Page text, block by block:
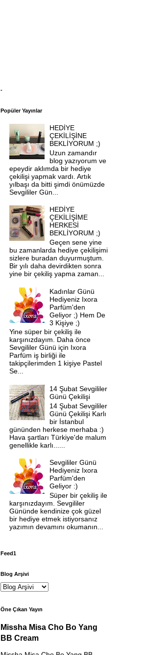
-
Popüler Yayınlar
HEDİYE
ÇEKİLİŞİNE
BEKLİYORUM ;)
Uzun zamandır
blog yazıyorum ve
epeydir aklımda bir hediye
çekilişi yapmak vardı. Artık
yılbaşı da bitti şimdi önümüzde
Sevgililer Gün...
HEDİYE
ÇEKİLİŞİME
HERKESİ
BEKLİYORUM ;)
Geçen sene yine
bu zamanlarda hediye çekilişimi
sizlere buradan duyurmuştum.
Bir yılı daha devirdikten sonra
yine bir çekiliş yapma zaman...
Kadınlar Günü
Hediyeniz Ixora
Parfüm'den
Geliyor ;) Hem De
3 Kişiye ;)
Yine süper bir çekiliş ile
karşınızdayım. Daha önce
Sevgililer Günü için Ixora
Parfüm iş birliği ile
takipçilerimden 1 kişiye Pastel
Se...
14 Şubat Sevgililer
Günü Çekilişi
14 Şubat Sevgililer
Günü Çekilişi Karlı
bir İstanbul
gününden herkese merhaba :)
Hava şartları Türkiye'de malum
genellikle karlı......
Sevgililer Günü
Hediyeniz Ixora
Parfüm'den
Geliyor :)
Süper bir çekiliş ile
karşınızdayım. Sevgililer
Gününde kendinize çok güzel
bir hediye etmek istiyorsanız
yazımın devamını okumanın...
Feed1
Blog Arşivi
Öne Çıkan Yayın
Missha Misa Cho Bo Yang
BB Cream